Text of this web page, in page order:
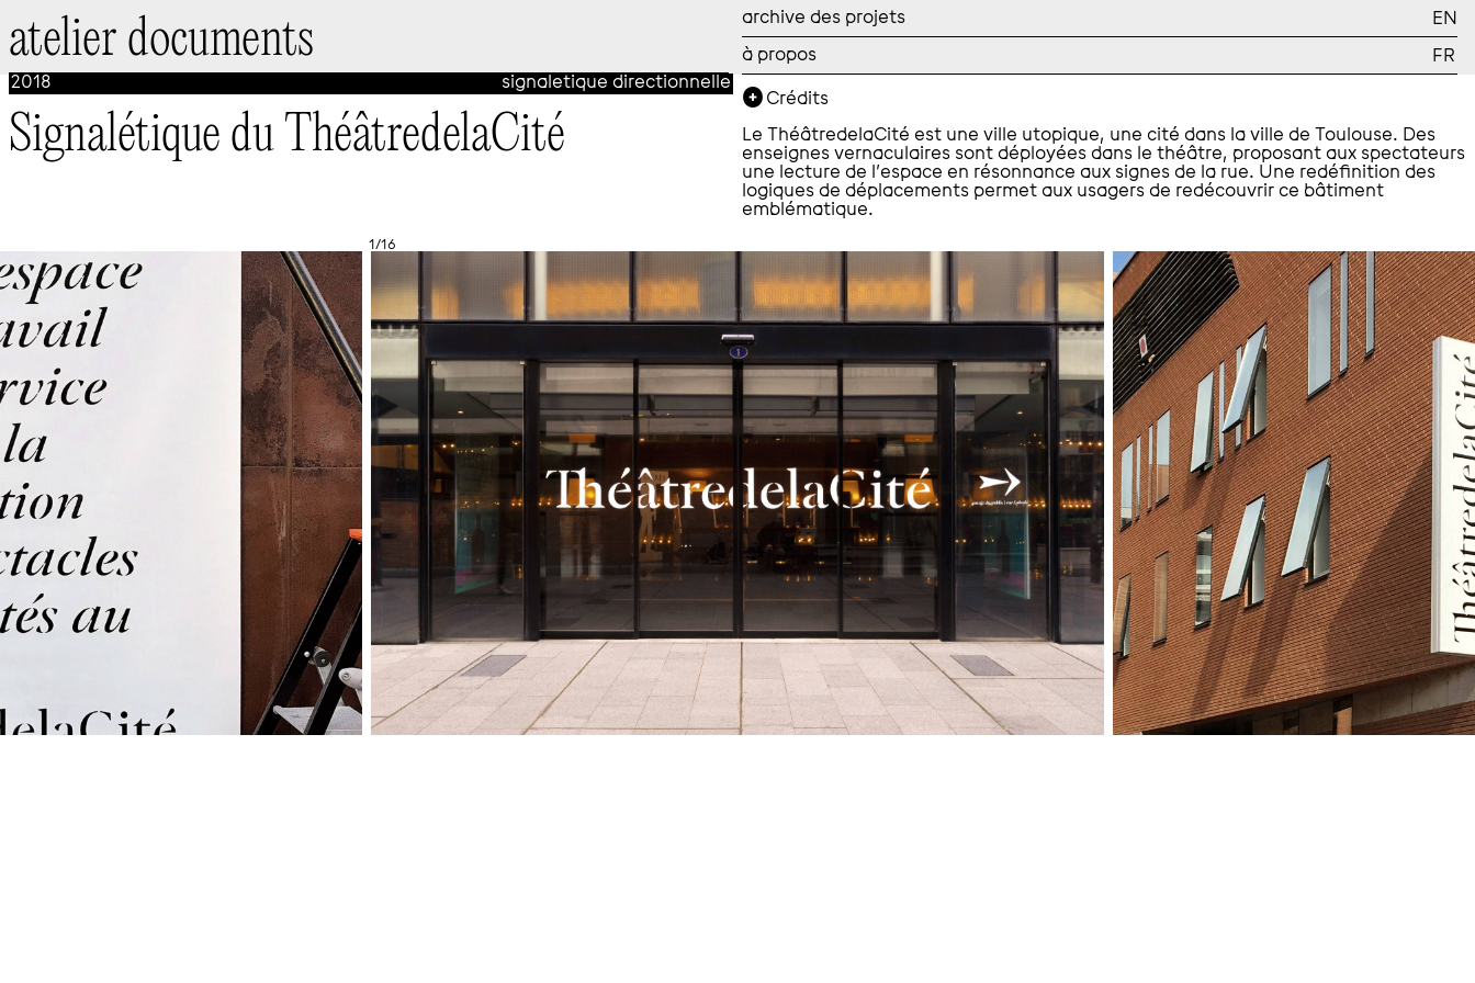
atelier documents
EN
FR
archive des projets
à propos
2018
signaletique directionnelle
Signalétique du ThéâtredelaCité
Crédits
Le ThéâtredelaCité est une ville utopique, une cité dans la ville de Toulouse. Des
enseignes vernaculaires sont déployées dans le théâtre, proposant aux spectateurs
une lecture de l’espace en résonnance aux signes de la rue. Une redéfinition des
logiques de déplacements permet aux usagers de redécouvrir ce bâtiment
emblématique.
1/16